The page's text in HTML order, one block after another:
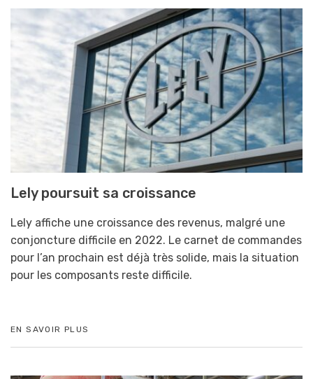
Lely poursuit sa croissance
Lely affiche une croissance des revenus, malgré une
conjoncture difficile en 2022. Le carnet de commandes
pour l’an prochain est déjà très solide, mais la situation
pour les composants reste difficile.
EN SAVOIR PLUS